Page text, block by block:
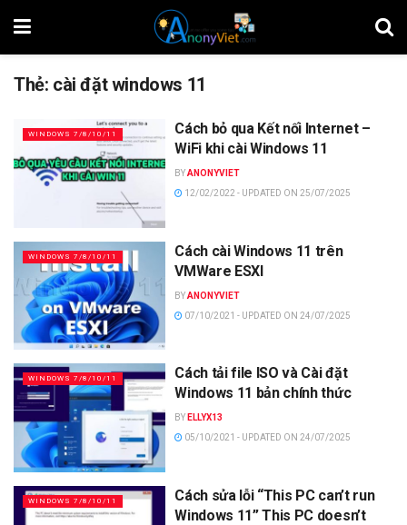
Thẻ: cài đặt windows 11
WINDOWS 7/8/10/11
Cách bỏ qua Kết nối Internet –
WiFi khi cài Windows 11
BYANONYVIET
12/02/2022 - UPDATED ON 25/07/2025
WINDOWS 7/8/10/11
Cách cài Windows 11 trên
VMWare ESXI
BYANONYVIET
07/10/2021 - UPDATED ON 24/07/2025
WINDOWS 7/8/10/11
Cách tải file ISO và Cài đặt
Windows 11 bản chính thức
BY ELLYX13
05/10/2021 - UPDATED ON 24/07/2025
WINDOWS 7/8/10/11
Cách sửa lỗi “This PC can’t run
Windows 11” This PC doesn’t